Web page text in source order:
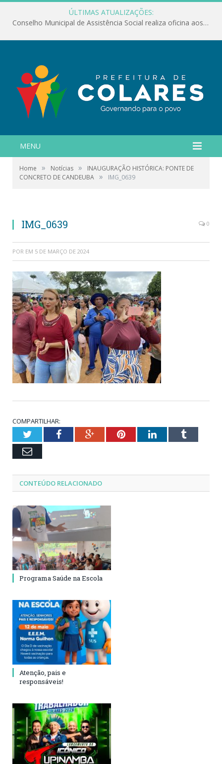
ÚLTIMAS ATUALIZAÇÕES:
Conselho Municipal de Assistência Social realiza oficina aos servidores
MENU
Home » Notícias »
INAUGURAÇÃO HISTÓRICA: PONTE DE
CONCRETO DE CANDEUBA » IMG_0639
IMG_0639 0
POR EM 5 DE MARÇO DE 2024
COMPARTILHAR:
TwitterFacebookGoogle+PinterestLinkedInTumblr
Email
CONTEÚDO RELACIONADO
Programa Saúde na Escola
Atenção, pais e
responsáveis!